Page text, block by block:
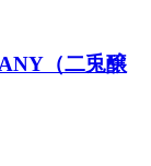
（二兎醸